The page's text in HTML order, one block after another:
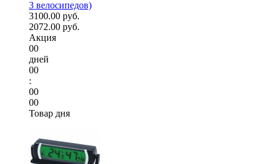
3 велосипедов)
3100.00 руб.
2072.00 руб.
Акция
00
дней
00
:
00
00
Товар дня